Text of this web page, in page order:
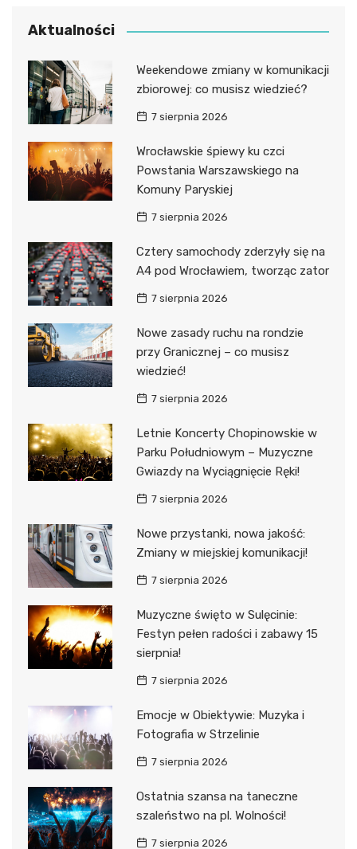
Aktualności
Weekendowe zmiany w komunikacji
zbiorowej: co musisz wiedzieć?
7 sierpnia 2026
Wrocławskie śpiewy ku czci
Powstania Warszawskiego na
Komuny Paryskiej
7 sierpnia 2026
Cztery samochody zderzyły się na
A4 pod Wrocławiem, tworząc zator
7 sierpnia 2026
Nowe zasady ruchu na rondzie
przy Granicznej – co musisz
wiedzieć!
7 sierpnia 2026
Letnie Koncerty Chopinowskie w
Parku Południowym – Muzyczne
Gwiazdy na Wyciągnięcie Ręki!
7 sierpnia 2026
Nowe przystanki, nowa jakość:
Zmiany w miejskiej komunikacji!
7 sierpnia 2026
Muzyczne święto w Sulęcinie:
Festyn pełen radości i zabawy 15
sierpnia!
7 sierpnia 2026
Emocje w Obiektywie: Muzyka i
Fotografia w Strzelinie
7 sierpnia 2026
Ostatnia szansa na taneczne
szaleństwo na pl. Wolności!
7 sierpnia 2026